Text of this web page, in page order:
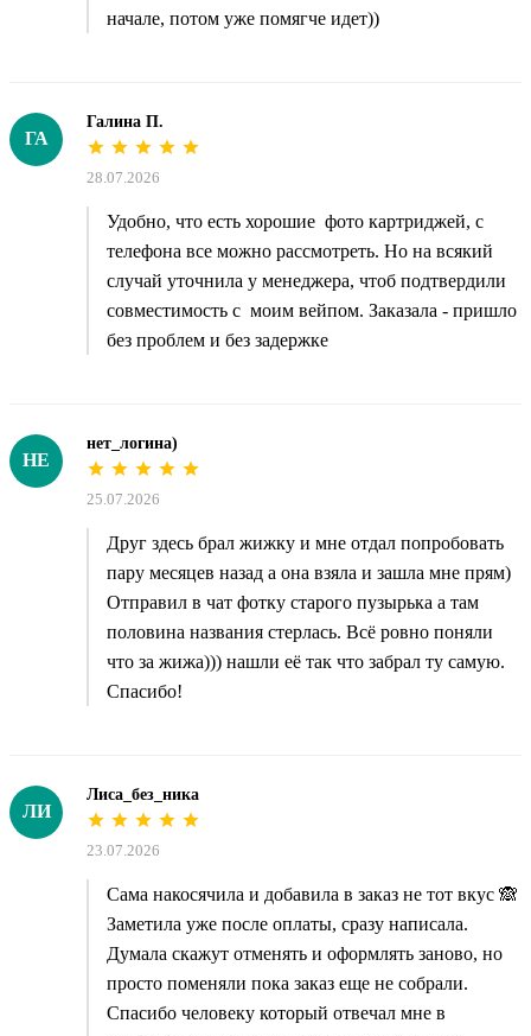
начале, потом уже помягче идет))
ГА
Галина П.
28.07.2026
Удобно, что есть хорошие фото картриджей, с
телефона все можно рассмотреть. Но на всякий
случай уточнила у менеджера, чтоб подтвердили
совместимость с моим вейпом. Заказала - пришло
без проблем и без задержке
НЕ
нет_логина)
25.07.2026
Друг здесь брал жижку и мне отдал попробовать
пару месяцев назад а она взяла и зашла мне прям)
Отправил в чат фотку старого пузырька а там
половина названия стерлась. Всё ровно поняли
что за жижа))) нашли её так что забрал ту самую.
Спасибо!
ЛИ
Лиса_без_ника
23.07.2026
Сама накосячила и добавила в заказ не тот вкус 🙈
Заметила уже после оплаты, сразу написала.
Думала скажут отменять и оформлять заново, но
просто поменяли пока заказ еще не собрали.
Спасибо человеку который отвечал мне в